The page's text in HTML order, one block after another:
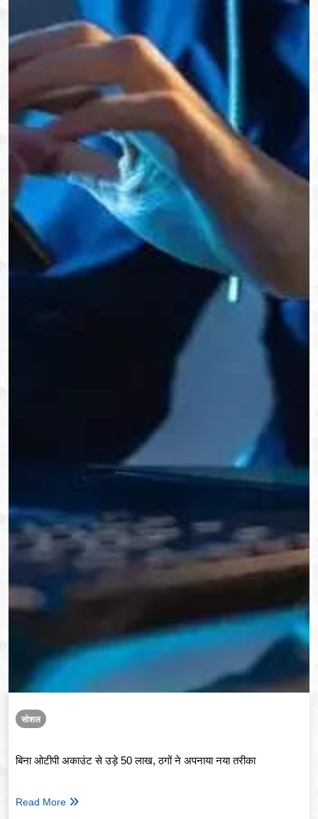
सोशल
बिना ओटीपी अकाउंट से उड़े 50 लाख, ठगों ने अपनाया नया तरीका
Read More